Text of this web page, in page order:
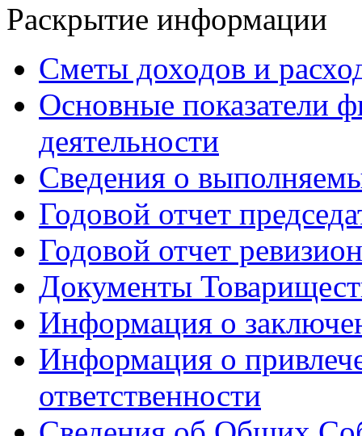
Раскрытие информации
Сметы доходов и
Основные показатели
деятельности
Сведения о
Годовой отчет
Годовой отчет
Документы
Информация о
Информация о
ответственности